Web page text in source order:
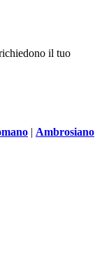
il tuo
| Ambrosiano